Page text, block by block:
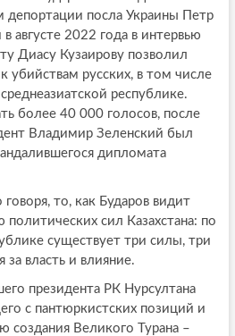
депортации посла Украины Петр
августе 2022 года в интервью
Диасу Кузаирову позволил
убийствам русских, в том числе
республике.
более 40 000 голосов, после
Владимир Зеленский был
дипломата
говоря, то, как Бударов видит
сил Казахстана: по
существует три силы, три
власть и влияние.
президента РК Нурсултана
с пантюркистских позиций и
Великого Турана –